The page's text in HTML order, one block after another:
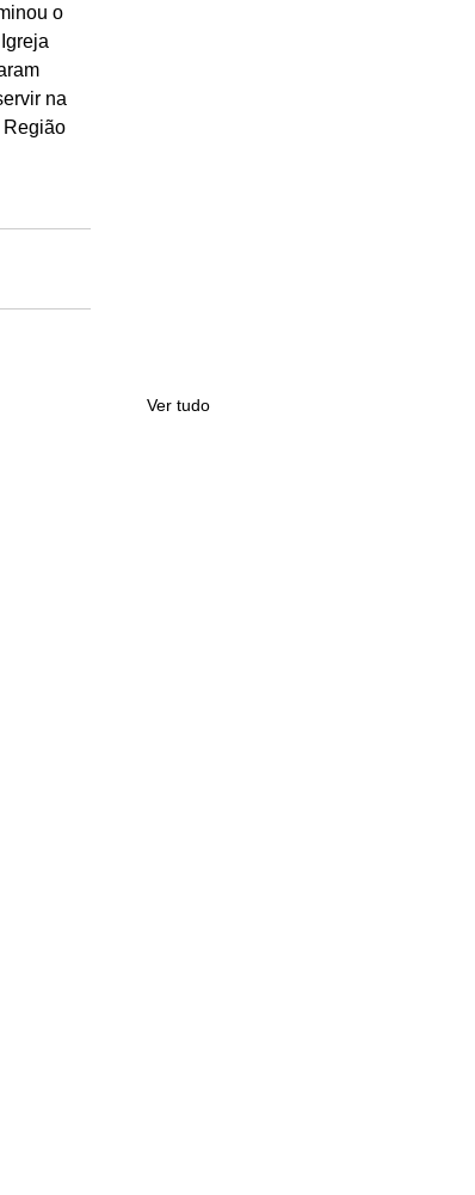
o
na
Região
Ver tudo